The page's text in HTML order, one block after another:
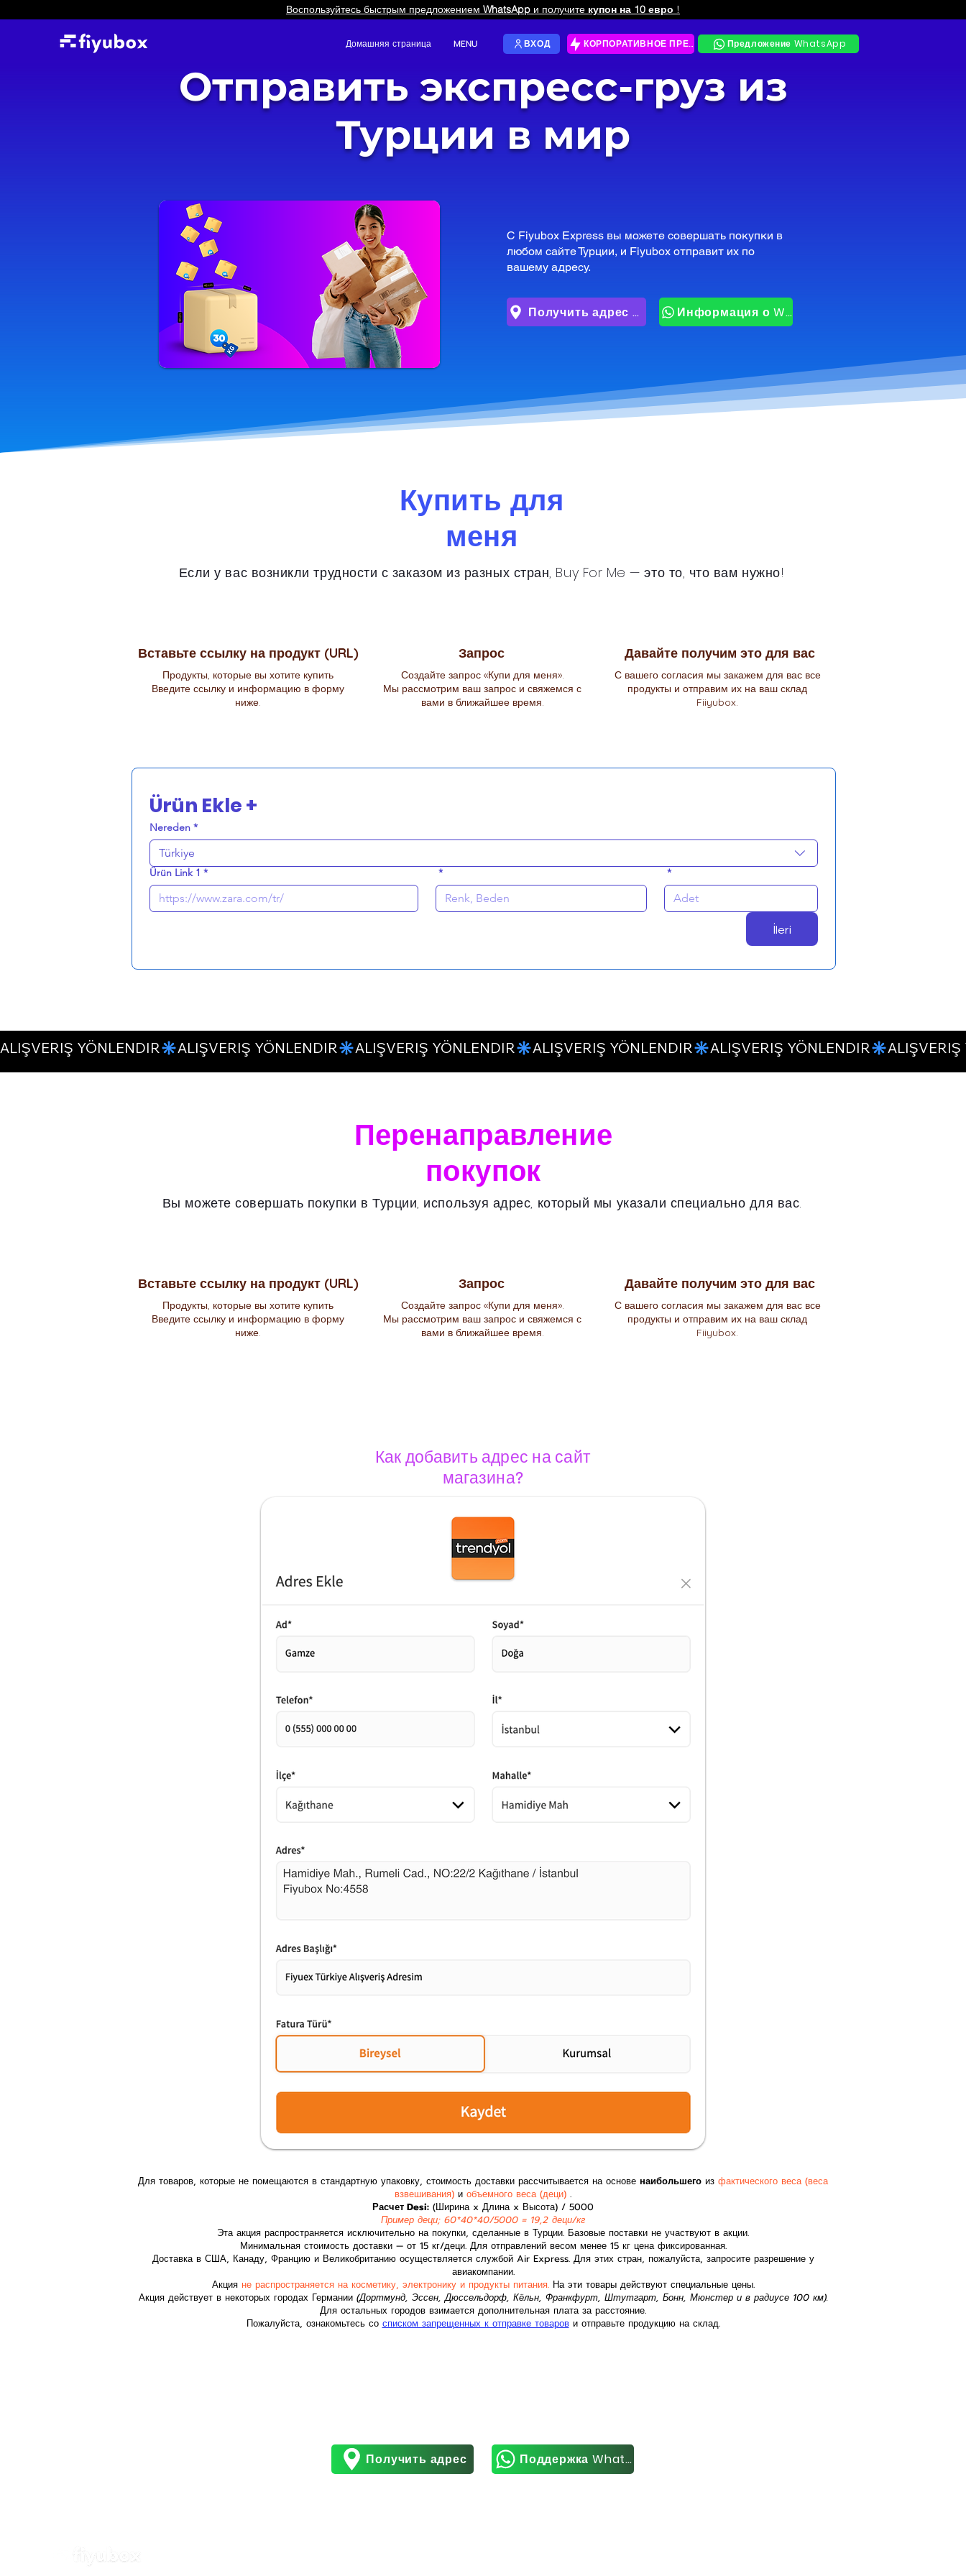
Воспользуйтесь быстрым предложением WhatsApp и получите купон на 10 евро !
Домашняя страница MENU ВХОД КОРПОРАТИВНОЕ ПРЕДЛОЖЕНИЕ Предложение WhatsApp
Отправить экспресс-груз из
Турции в мир
С Fiyubox Express вы можете совершать покупки в
любом сайте Турции, и Fiyubox отправит их по
вашему адресу.
Получить адрес для покупок Информация о WhatsApp
Купить для
меня
Если у вас возникли трудности с заказом из разных стран, Buy For Me — это то, что вам нужно!
Вставьте ссылку на продукт (URL)
Продукты, которые вы хотите купить
Введите ссылку и информацию в форму
ниже.
Запрос
Создайте запрос «Купи для меня».
Мы рассмотрим ваш запрос и свяжемся с
вами в ближайшее время.
Давайте получим это для вас
С вашего согласия мы закажем для вас все
продукты и отправим их на ваш склад
Fiiyubox.
Ürün Ekle +
Nereden *
Türkiye
Ürün Link 1 * * *
İleri
ALIŞVERIŞ YÖNLENDIR
Перенаправление
покупок
Вы можете совершать покупки в Турции, используя адрес, который мы указали специально для вас.
Вставьте ссылку на продукт (URL)
Продукты, которые вы хотите купить
Введите ссылку и информацию в форму
ниже.
Запрос
Создайте запрос «Купи для меня».
Мы рассмотрим ваш запрос и свяжемся с
вами в ближайшее время.
Давайте получим это для вас
С вашего согласия мы закажем для вас все
продукты и отправим их на ваш склад
Fiiyubox.
Как добавить адрес на сайт
магазина?
Для товаров, которые не помещаются в стандартную упаковку, стоимость доставки рассчитывается на основе наибольшего из фактического веса (веса
взвешивания) и объемного веса (деци) .
Расчет Desi: (Ширина x Длина x Высота) / 5000
Пример деци; 60*40*40/5000 = 19,2 деци/кг
Эта акция распространяется исключительно на покупки, сделанные в Турции. Базовые поставки не участвуют в акции.
Минимальная стоимость доставки — от 15 кг/деци. Для отправлений весом менее 15 кг цена фиксированная.
Доставка в США, Канаду, Францию и Великобританию осуществляется службой Air Express. Для этих стран, пожалуйста, запросите разрешение у
авиакомпании.
Акция не распространяется на косметику, электронику и продукты питания.На эти товары действуют специальные цены.
Акция действует в некоторых городах Германии (Дортмунд, Эссен, Дюссельдорф, Кёльн, Франкфурт, Штутгарт, Бонн, Мюнстер и в радиусе 100 км).
Для остальных городов взимается дополнительная плата за расстояние.
Пожалуйста, ознакомьтесь со списком запрещенных к отправке товарови отправьте продукцию на склад.
Получить адрес Поддержка WhatsApp